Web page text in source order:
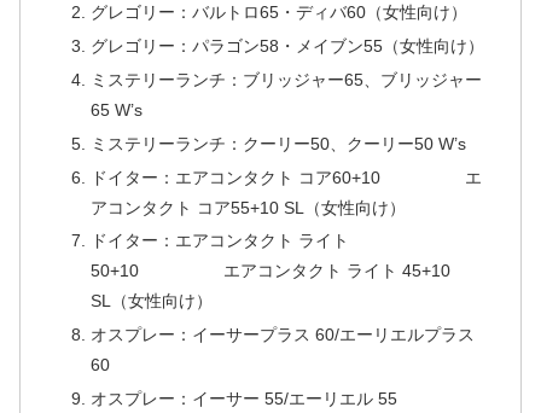
グレゴリー：バルトロ65・ディバ60（女性向け）
グレゴリー：パラゴン58・メイブン55（女性向け）
ミステリーランチ：ブリッジャー65、ブリッジャー
65 W’s
ミステリーランチ：クーリー50、クーリー50 W’s
ドイター：エアコンタクト コア60+10 エ
アコンタクト コア55+10 SL（女性向け）
ドイター：エアコンタクト ライト
50+10 エアコンタクト ライト 45+10
SL（女性向け）
オスプレー：イーサープラス 60/エーリエルプラス
60
オスプレー：イーサー 55/エーリエル 55